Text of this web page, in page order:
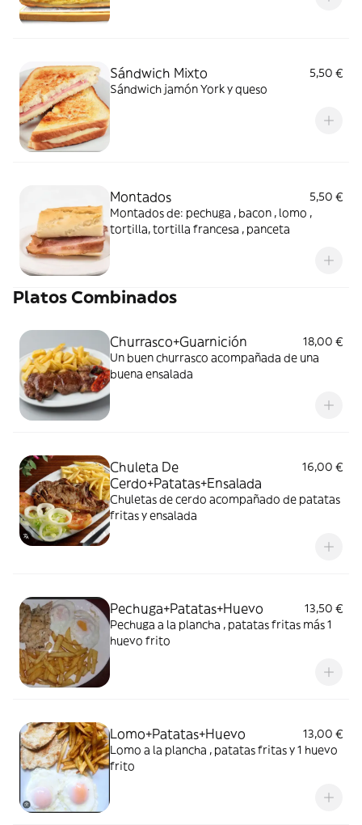
Sándwich Mixto
5,50 €
Sándwich jamón York y queso
Montados
5,50 €
Montados de: pechuga , bacon , lomo ,
tortilla, tortilla francesa , panceta
Platos Combinados
Churrasco+Guarnición
18,00 €
Un buen churrasco acompañada de una
buena ensalada
Chuleta De
Cerdo+Patatas+Ensalada
16,00 €
Chuletas de cerdo acompañado de patatas
fritas y ensalada
Pechuga+Patatas+Huevo
13,50 €
Pechuga a la plancha , patatas fritas más 1
huevo frito
Lomo+Patatas+Huevo
13,00 €
Lomo a la plancha , patatas fritas y 1 huevo
frito